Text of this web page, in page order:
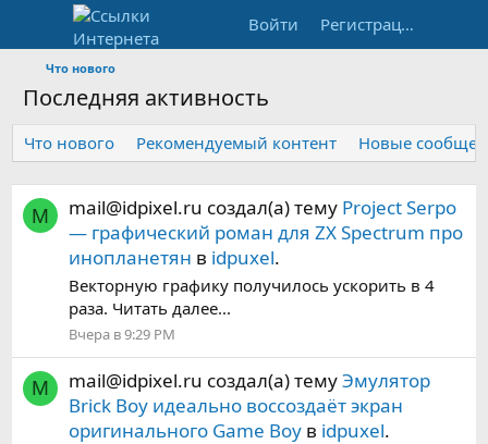
Войти Регистрация
Что нового
Последняя активность
Что нового Рекомендуемый контент Новые
M mail@idpixel.ru создал(а) тему Project Serpo
— графический роман для ZX Spectrum про
инопланетян в idpuxel.
Векторную графику получилось ускорить в 4
раза. Читать далее...
Вчера в 9:29 PM
M mail@idpixel.ru создал(а) темуЭмулятор
Brick Boy идеально воссоздаёт экран
оригинального Game Boy в idpuxel.